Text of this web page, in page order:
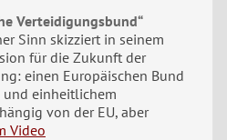
Verteidigungsbund“
Sinn skizziert in seinem
für die Zukunft der
einen Europäischen Bund
und einheitlichem
von der EU, aber
Video